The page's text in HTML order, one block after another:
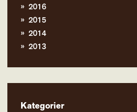
2016
2015
2014
2013
Kategorier